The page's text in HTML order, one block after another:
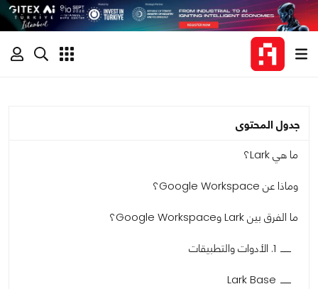
جدول المحتوى
ما هي Lark؟
وماذا عن Google Workspace؟
ما الفرق بين Lark وGoogle Workspace؟
1. الأدوات والتطبيقات
Lark Base